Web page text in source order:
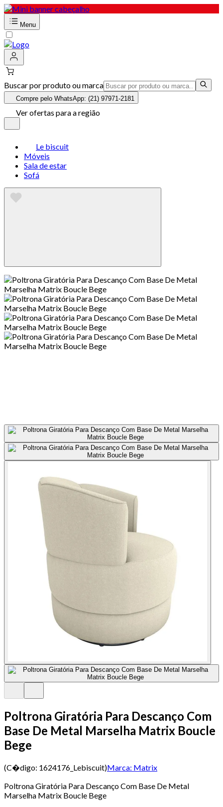
Menu
Buscar por produto ou marca
Compre pelo WhatsApp: (21) 97971-2181
Ver ofertas para a região
Le biscuit
Móveis
Sala de estar
Sofá
Poltrona Giratória Para Descanço Com
Base De Metal Marselha Matrix Boucle
Bege
(C�digo: 1624176_Lebiscuit)Marca: Matrix
Poltrona Giratória Para Descanço Com Base De Metal
Marselha Matrix Boucle Bege